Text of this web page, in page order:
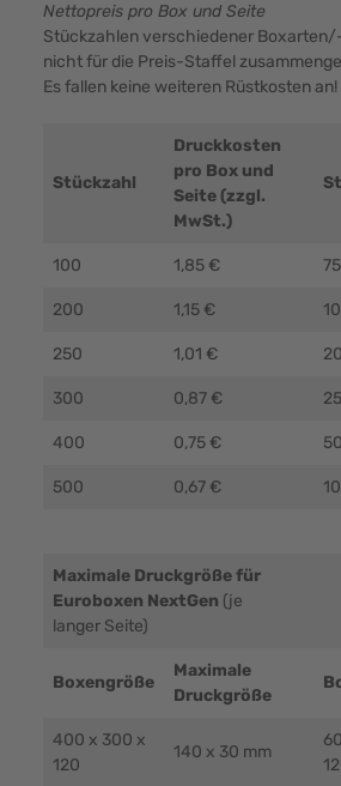
Nettopreis pro Box und Seite
Stückzahlen verschiedener
nicht für die Preis-Staffel
Es fallen keine weiteren Rüstkosten an!
Stückzahl
Druckkosten
pro Box und
Seite (zzgl.
MwSt.)
100 1,85 €
200 1,15 €
250 1,01 €
300 0,87 €
400 0,75 €
500 0,67 €
Maximale Druckgröße für
Euroboxen NextGen (je
langer Seite)
Boxengröße
Maximale
Druckgröße
400 x 300 x
120
140 x 30 mm